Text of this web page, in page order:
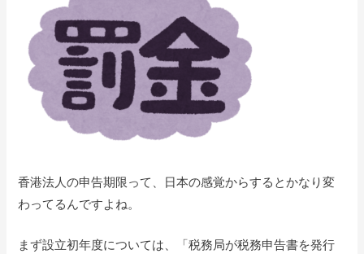
香港法人の申告期限って、日本の感覚からするとかなり変
わってるんですよね。
まず設立初年度については、「税務局が税務申告書を発行